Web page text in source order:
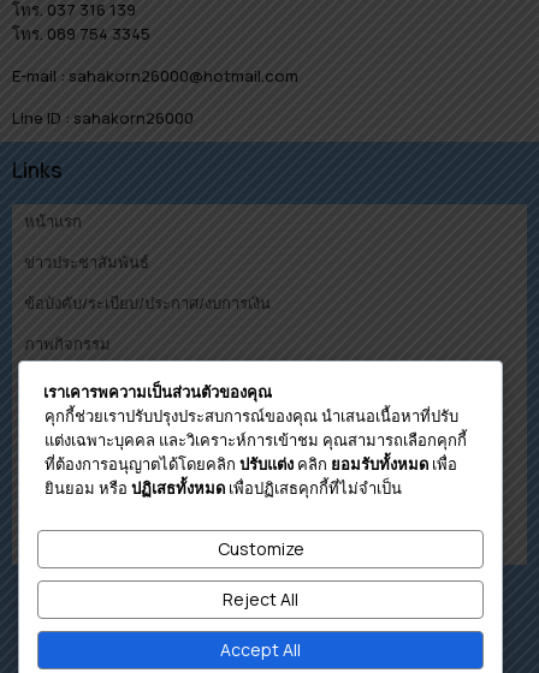
โทร. 037 316 139
โทร. 089 754 3345
E-mail : sahakorn26000@hotmail.com
Line ID : sahakorn26000
Links
หน้าแรก
ข่าวประชาสัมพันธ์
ข้อบังคับ/ระเบียบ/ประกาศ/งบการเงิน
ภาพกิจกรรม
คณะกรรมการ
ดาวน์โหลด
โปรแกรมคำนวนวงเงินกู้เบื้องต้น
เราเคารพความเป็นส่วนตัวของคุณ
คุกกี้ช่วยเราปรับปรุงประสบการณ์ของคุณ นำเสนอเนื้อหาที่ปรับ
แต่งเฉพาะบุคคล และวิเคราะห์การเข้าชม คุณสามารถเลือกคุกกี้
ที่ต้องการอนุญาตได้โดยคลิก ปรับแต่ง คลิก ยอมรับทั้งหมด เพื่อ
ยินยอม หรือ ปฏิเสธทั้งหมด เพื่อปฏิเสธคุกกี้ที่ไม่จำเป็น
Customize
Reject All
Accept All